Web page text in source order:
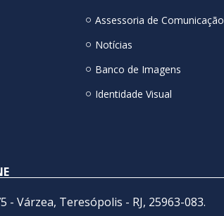
Assessoria de Comunicação
Notícias
Banco de Imagens
Identidade Visual
- Várzea, Teresópolis - RJ, 25963-083.